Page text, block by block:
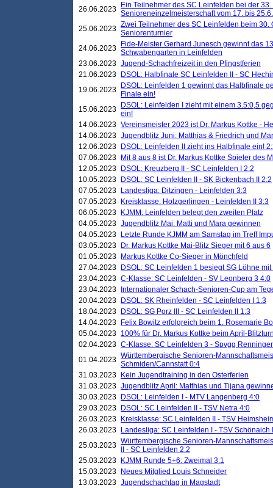
26.06.2023
Ein Teilnehmer des SC Leinfelden bei der
Senioreneinzelmeisterschaft vom 17. bis
25.06.2023 Zwei Teilnehmer des SC Leinfelden beim
Seniorenturnier
24.06.2023
Fide-Meister Gerhard Junesch gewinnt das
Schwabengarten in Leinfelden
23.06.2023 Jugend-Schachfreizeit in den Pfingstferien
21.06.2023
DSOL: Halbfinale SC Leinfelden II - SC
19.06.2023
DSOL: Leinfelden 1 gewinnt das Halbfinale
Finale ein!
15.06.2023
DSOL: Leinfelden I zieht mit einem 3.5:0,5
ein!
14.06.2023 Vereinsmeister 2023 ist Dr. Markus Kottke -
14.06.2023 Jugendblitz Juni: Matthias & Friedrich und
12.06.2023
DSOL: Leinfelden II zieht ins Halbfinale ein!
07.06.2023
Mit 8 aus 8 ist Dr. Markus Kottke Spieler des
12.05.2023
DSOL: Kreuzberg II - SC Leinfelden I 2:2
10.05.2023
DSOL: SC Leinfelden II - SK Bickenbach II 2:2
07.05.2023
Landesliga: Ditzingen - Leinfelden 3:3
07.05.2023
Kreisklasse: Holzgerlingen - Leinfelden II 3:3
06.05.2023
KJMM: Leinfelden belegt den zweiten Platz
04.05.2023 Jugendblitz Mai: Matti und Mara gewinnen
04.05.2023
Letzte Runde KJMM am Samstag im Treff
03.05.2023
Dr. Markus Kottke Mai-Blitz Sieger mit 6 aus 6
01.05.2023
Markus Kottke Co-Sieger in Mönchfeld
27.04.2023
DSOL: SC Leinfelden 1 besiegt SG Löhne mit
23.04.2023 C-Klasse: SC Leinfelden - SV Leonberg 3 4:0
23.04.2023
Internationaler Schach-Senioren-Cup am
20.04.2023
DSOL: SK Rheinfelden - SC Leinfelden I 1:3
18.04.2023
DSOL: SG Porz III - SC Leinfelden II 1:3
14.04.2023
Felix Bowitz erfolgreich beim 1. Rosemarie
05.04.2023 100% für Dr. Markus Kottke beim April-
02.04.2023 C-Klasse: SC Leinfelden 3 - Spvgg
01.04.2023 Württembergische Senioren-
Schmiden/Cannstatt 0:4
31.03.2023
Kein Jugendtraining in den Osterferien
31.03.2023 Jugendblitz April: Matthias und Tijana
30.03.2023
DSOL: Leinfelden I - MTV Langenberg 4:0
29.03.2023
DSOL: SC Leinfelden II - TSV Netra 4:0
26.03.2023
Kreisklasse: SC Leinfelden II - TSV
26.03.2023
Landesliga: SC Leinfelden I - TSV Schönaich
25.03.2023 Württembergische Senioren-
II - SC Leinfelden 2:2
25.03.2023
KJMM Runde 5+6: Zweimal 3:1
15.03.2023
Neues Mitglied Louis Schneider
13.03.2023 Jugendschachtag in Magstadt